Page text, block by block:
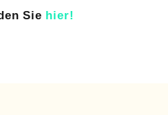
Sie hier!